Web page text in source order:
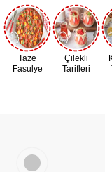
Taze
Fasulye
Çilekli
Tarifleri